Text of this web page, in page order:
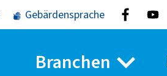
Gebärdensprache
Branchen